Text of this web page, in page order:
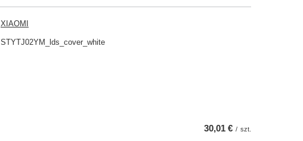
XIAOMI
STYTJ02YM_lds_cover_white
30,01 € / szt.